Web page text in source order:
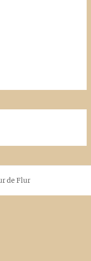
de Flur